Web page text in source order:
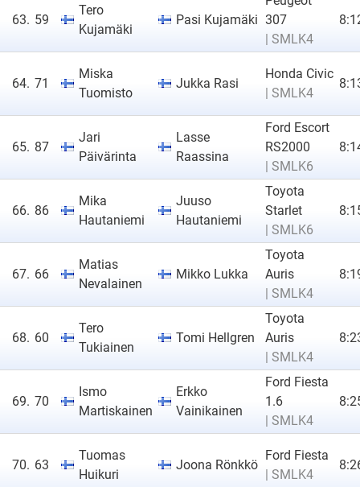
63. 59
Tero
Kujamäki
Pasi Kujamäki 307
| SMLK4
64. 71
Miska
Tuomisto
Jukka Rasi
Honda Civic
| SMLK4
65. 87
Jari
Päivärinta
Lasse
Raassina
Ford Escort
RS2000
| SMLK6
66. 86
Mika
Hautaniemi
Juuso
Hautaniemi
Toyota
Starlet
| SMLK6
67. 66
Matias
Nevalainen
Mikko Lukka
Toyota
Auris
| SMLK4
68. 60
Tero
Tukiainen
Tomi Hellgren
Toyota
Auris
| SMLK4
69. 70
Ismo
Martiskainen
Erkko
Vainikainen
Ford Fiesta
1.6
| SMLK4
70. 63
Tuomas
Huikuri
Joona Rönkkö
Ford Fiesta
| SMLK4